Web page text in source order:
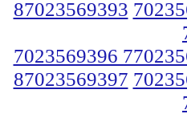
87023569393
7023569396
87023569397